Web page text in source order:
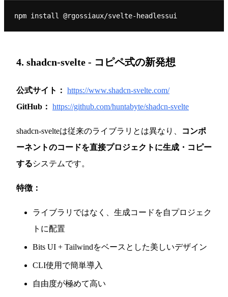
4. shadcn-svelte - コピペ式の新発想
公式サイト： https://www.shadcn-svelte.com/
GitHub： https://github.com/huntabyte/shadcn-svelte
shadcn-svelteは従来のライブラリとは異なり、
コンポ
ーネントのコードを直接プロジェクトに生成・コピー
するシステムです。
特徴：
ライブラリではなく、生成コードを自プロジェク
トに配置
Bits UI + Tailwindをベースとした美しいデザイン
CLI使用で簡単導入
自由度が極めて高い